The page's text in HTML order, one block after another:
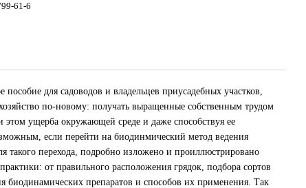
61-6
пособие для садоводов и владельцев приусадебных участков,
по-новому: получать выращенные собственным трудом
этом ущерба окружающей среде и даже способствуя ее
если перейти на биодинмический метод ведения
такого перехода, подробно изложено и проиллюстрировано
от правильного расположения грядок, подбора сортов
биодинамических препаратов и способов их применения. Так